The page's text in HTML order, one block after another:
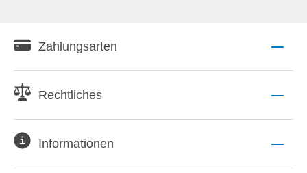
Zahlungsarten
Rechtliches
Informationen